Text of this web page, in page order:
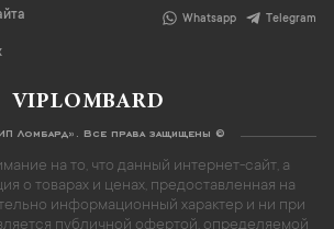
Whatsapp Telegram
VIPLOMBARD
Ломбард». Все права защищены ©
на то, что данный интернет-сайт, а
о товарах и ценах, предоставленная на
информационный характер и ни при